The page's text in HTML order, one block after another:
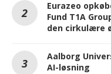
Eurazeo
Fund T1A
den cirkulære
Aalborg
AI-løsning